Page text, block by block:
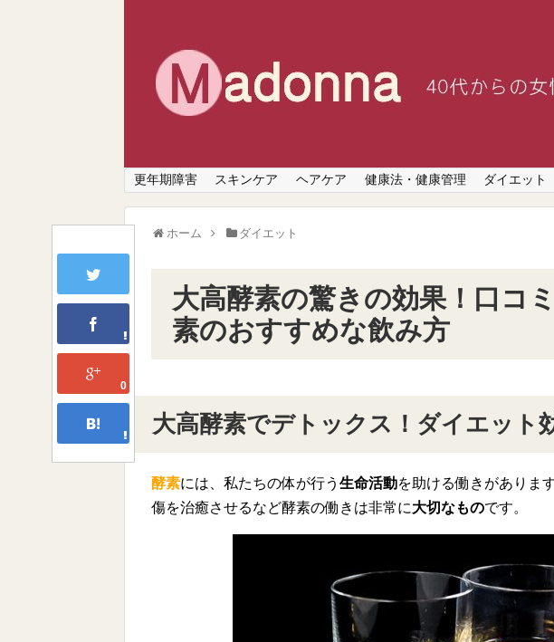
更年期障害 スキンケア ヘアケア 健康法・健康管理 ダイエット
ホーム ダイエット
0
大高酵素の驚きの効果！口コ
素のおすすめな飲み方
大高酵素でデトックス！ダイエット
酵素には、私たちの体が行う 生命活動を助ける働きがありま
傷を治癒させるなど酵素の働きは非常に大切なものです。